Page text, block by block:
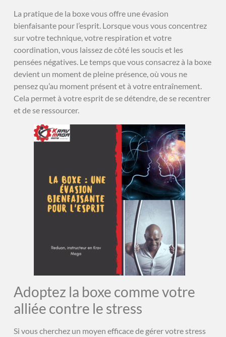
La pratique de la boxe vous offre une évasion
bienfaisante pour l’esprit. Lorsque vous vous concentrez
sur votre technique, votre respiration et votre
coordination, vous laissez de côté les soucis et les
pensées négatives. Le temps que vous consacrez à la boxe
devient un moment de pleine présence, où vous ne
pensez qu’au moment présent et à votre entraînement.
Cela permet à votre esprit de se détendre, de se recentrer
et de se ressourcer.
Adoptez la boxe comme votre
alliée contre le stress
Si vous cherchez un moyen efficace de gérer votre stress